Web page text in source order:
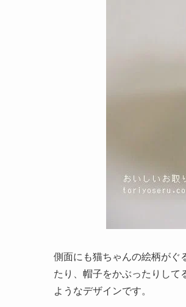
側面にも猫ちゃんの絵柄がぐ
たり、帽子をかぶったりして
ようなデザインです。